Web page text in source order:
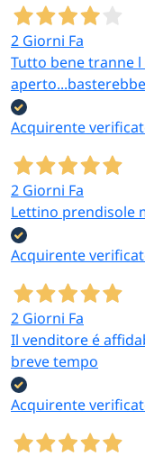
2 Giorni Fa
Tutto bene tranne
Acquirente
2 Giorni Fa
Lettino prendisole
Acquirente
2 Giorni Fa
Il venditore é
breve tempo
Acquirente